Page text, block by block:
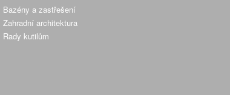
Bazény a zastřešení
Zahradní architektura
Rady kutilům